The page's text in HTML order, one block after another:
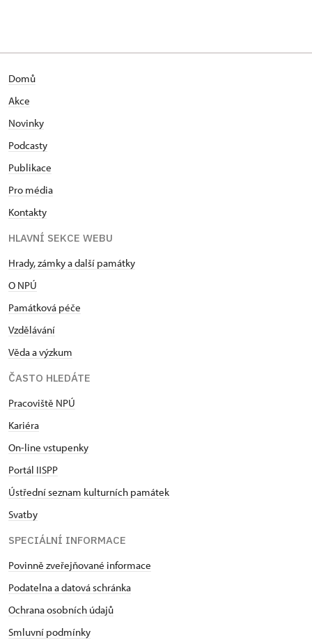
Domů
Akce
Novinky
Podcasty
Publikace
Pro média
Kontakty
HLAVNÍ SEKCE WEBU
Hrady, zámky a další památky
O NPÚ
Památková péče
Vzdělávání
Věda a výzkum
ČASTO HLEDÁTE
Pracoviště NPÚ
Kariéra
On-line vstupenky
Portál IISPP
Ústřední seznam kulturních památek
Svatby
SPECIÁLNÍ INFORMACE
Povinně zveřejňované informace
Podatelna a datová schránka
Ochrana osobních údajů
Smluvní podmínky